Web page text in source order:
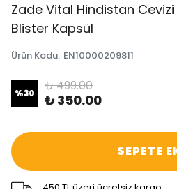
Zade Vital Hindistan Cevizi
Blister Kapsül
Ürün Kodu: EN10000209811
%30 ₺ 499.00
₺ 350.00
SEPETE